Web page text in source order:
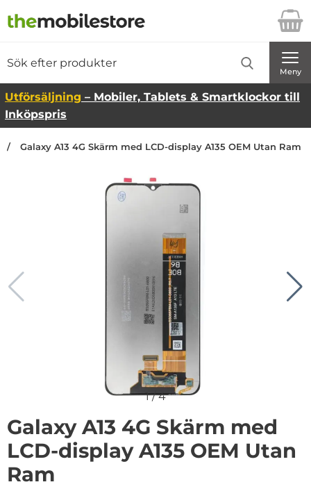
Startsidan för Danira Telecom AB
Meny
Utförsäljning – Mobiler, Tablets & Smartklockor till
Inköpspris
Galaxy A13 4G Skärm med LCD-display A135 OEM Utan Ram
1/4
Galaxy A13 4G Skärm med
LCD-display A135 OEM Utan
Ram